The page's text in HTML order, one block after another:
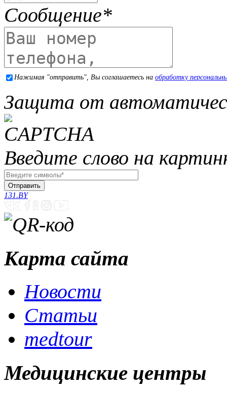
Сообщение*
Нажимая "отправить", Вы соглашаетесь на обработку
Защита от
Введите слово на
131.BY
Карта сайта
Новости
Статьи
medtour
Медицинские центры